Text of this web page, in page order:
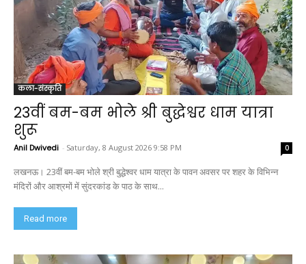
कला-संस्कृति
23वीं बम-बम भोले श्री बुद्धेश्वर धाम यात्रा
शुरू
Anil Dwivedi - Saturday, 8 August 2026 9:58 PM 0
लखनऊ। 23वीं बम-बम भोले श्री बुद्धेश्वर धाम यात्रा के पावन अवसर पर शहर के विभिन्न
मंदिरों और आश्रमों में सुंदरकांड के पाठ के साथ...
Read more